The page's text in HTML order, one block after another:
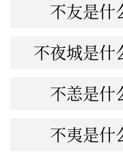
不友是什
不夜城是什
不恙是什
不夷是什